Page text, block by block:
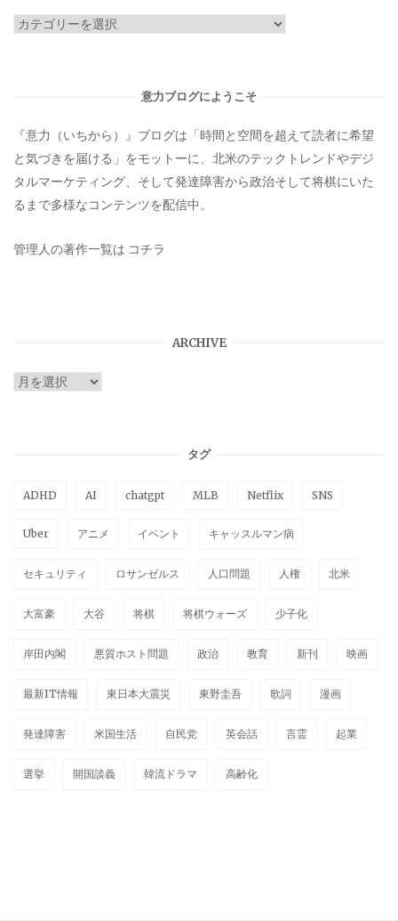
カ
意力ブログにようこそ
『意力（いちから）』ブログは「時間と空間を超えて読者に希望
と気づきを届ける」をモットーに、北米のテックトレンドやデジ
タルマーケティング、そして発達障害から政治そして将棋にいた
るまで多様なコンテンツを配信中。
管理人の著作一覧は コチラ
ARCHIVE
ARCHIVE
タグ
ADHD AI chatgpt MLB Netflix SNS
Uber アニメ イベント キャッスルマン病
セキュリティ ロサンゼルス 人口問題 人権 北米
大富豪 大谷 将棋 将棋ウォーズ 少子化
岸田内閣 悪質ホスト問題 政治 教育 新刊 映画
最新IT情報 東日本大震災 東野圭吾 歌詞 漫画
発達障害 米国生活 自民党 英会話 言霊 起業
選挙 開国談義 韓流ドラマ 高齢化